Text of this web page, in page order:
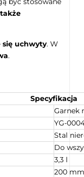
się uchwyty. W
.
Specyfikacja
Garnek
YG-
Stal
Do
3,3 l
200 mm